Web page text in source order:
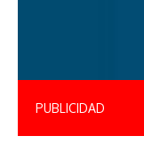
PUBLICIDAD